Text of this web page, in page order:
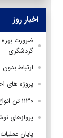
اخبار روز
ضرورت
گردشگری
ارتباط
پروژه های
۱۱۳۰ تن انواع ماهیان کیلکا از دریای خزر صید شد
پروازهای